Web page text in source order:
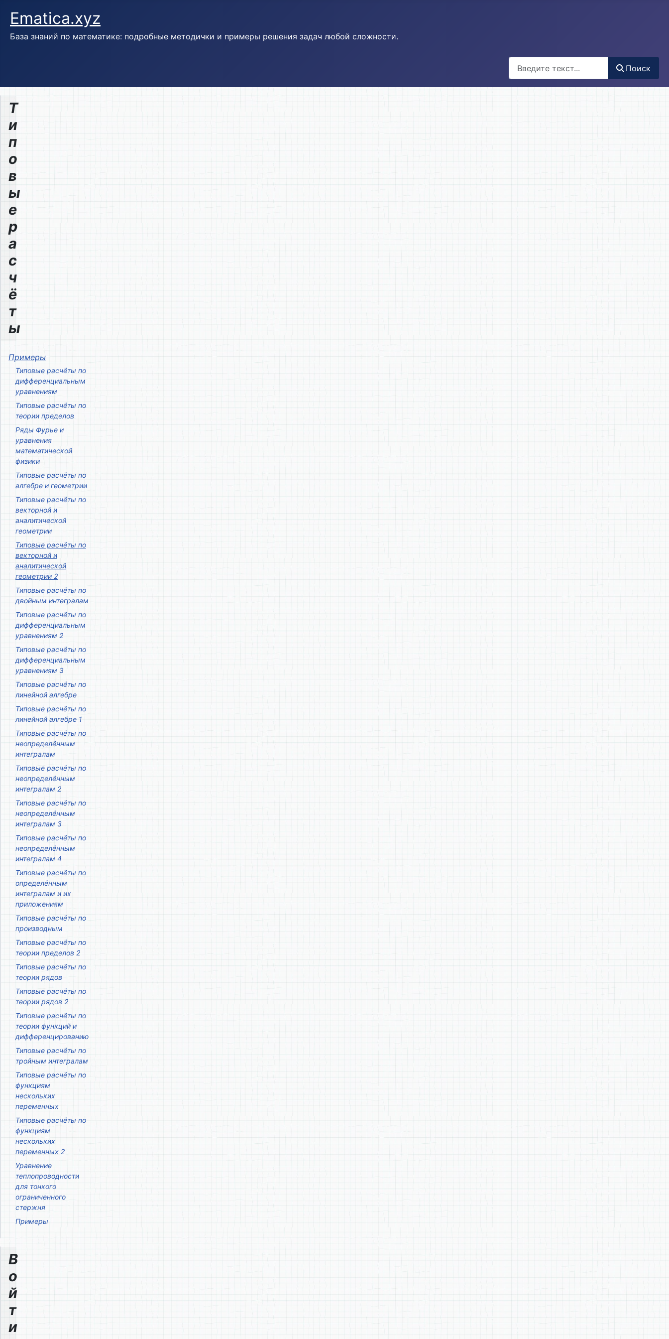
Ematica.xyz
База знаний по математике: подробные методички и примеры решения задач любой сложности.
Поиск
Т
и
п
о
в
ы
е
р
а
с
ч
ё
т
ы
Примеры
Типовые расчёты по
дифференциальным
уравнениям
Типовые расчёты по
теории пределов
Ряды Фурье и
уравнения
математической
физики
Типовые расчёты по
алгебре и геометрии
Типовые расчёты по
векторной и
аналитической
геометрии
Типовые расчёты по
векторной и
аналитической
геометрии 2
Типовые расчёты по
двойным интегралам
Типовые расчёты по
дифференциальным
уравнениям 2
Типовые расчёты по
дифференциальным
уравнениям 3
Типовые расчёты по
линейной алгебре
Типовые расчёты по
линейной алгебре 1
Типовые расчёты по
неопределённым
интегралам
Типовые расчёты по
неопределённым
интегралам 2
Типовые расчёты по
неопределённым
интегралам 3
Типовые расчёты по
неопределённым
интегралам 4
Типовые расчёты по
определённым
интегралам и их
приложениям
Типовые расчёты по
производным
Типовые расчёты по
теории пределов 2
Типовые расчёты по
теории рядов
Типовые расчёты по
теории рядов 2
Типовые расчёты по
теории функций и
дифференцированию
Типовые расчёты по
тройным интегралам
Типовые расчёты по
функциям
нескольких
переменных
Типовые расчёты по
функциям
нескольких
переменных 2
Уравнение
теплопроводности
для тонкого
ограниченного
стержня
Примеры
В
о
й
т
и